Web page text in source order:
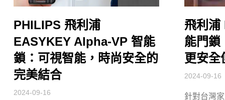
PHILIPS 飛利浦
EASYKEY Alpha-VP 智能
鎖：可視智能，時尚安全的
完美結合
2024-09-16
飛利浦
能門鎖
更安全
2024-09-16
針對台灣